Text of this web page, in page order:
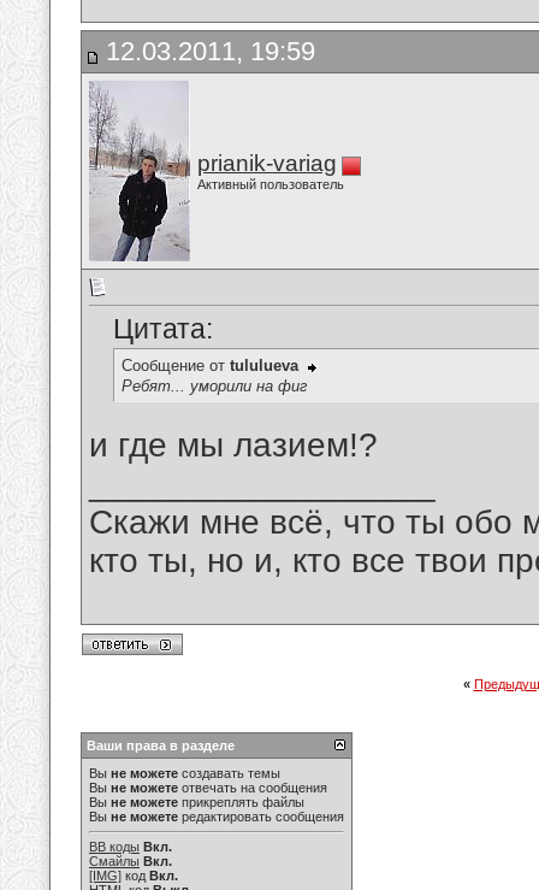
12.03.2011, 19:59
prianik-variag
Активный пользователь
Цитата:
Сообщение от tululueva
Ребят... уморили на фиг
и где мы лазием!?
Скажи мне всё, что ты обо
кто ты, но и, кто все твои
«
Ваши права в разделе
Вы не можете создавать темы
Вы не можете отвечать на сообщения
Вы не можете прикреплять файлы
Вы не можете редактировать сообщения
BB коды Вкл.
Смайлы Вкл.
[IMG] код Вкл.